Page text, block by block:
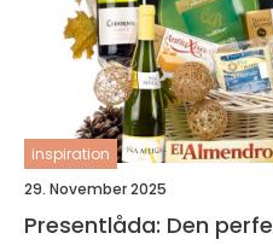
inspiration
29. November 2025
Presentlåda: Den